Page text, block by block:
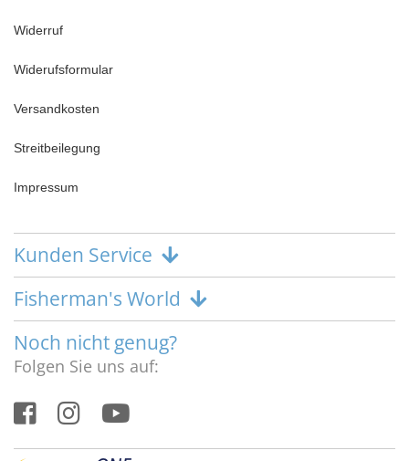
Widerruf
Widerufsformular
Versandkosten
Streitbeilegung
Impressum
Kunden Service
Fisherman's World
Noch nicht genug?
Folgen Sie uns auf: